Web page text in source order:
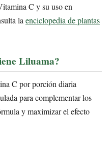
C y su uso en
la enciclopedia de plantas
Liluama?
C por porción diaria
para complementar los
y maximizar el efecto